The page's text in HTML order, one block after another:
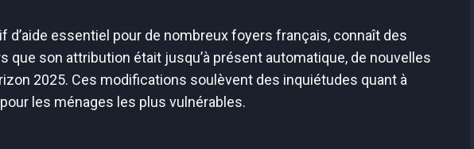
d’aide essentiel pour de nombreux foyers français, connaît des
que son attribution était jusqu’à présent automatique, de nouvelles
2025. Ces modifications soulèvent des inquiétudes quant à
les ménages les plus vulnérables.